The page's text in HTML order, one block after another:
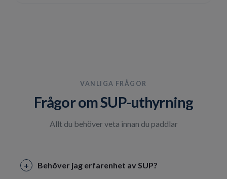
VANLIGA FRÅGOR
Frågor om SUP-uthyrning
Allt du behöver veta innan du paddlar
Behöver jag erfarenhet av SUP?